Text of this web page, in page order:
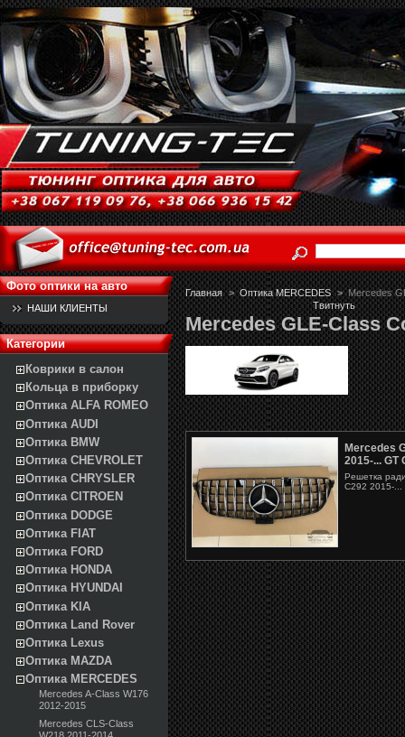
Фото оптики на авто
НАШИ КЛИЕНТЫ
Категории
Коврики в салон
Кольца в приборку
Оптика ALFA ROMEO
Оптика AUDI
Оптика BMW
Оптика CHEVROLET
Оптика CHRYSLER
Оптика CITROEN
Оптика DODGE
Оптика FIAT
Оптика FORD
Оптика HONDA
Оптика HYUNDAI
Оптика KIA
Оптика Land Rover
Оптика Lexus
Оптика MAZDA
Оптика MERCEDES
Mercedes A-Class W176
2012-2015
Mercedes CLS-Class
Главная > Оптика MERCEDES > Mercedes
Твитнуть
Mercedes GLE-Class
Mercedes
2015-... GT
Решетка
C292 2015-...